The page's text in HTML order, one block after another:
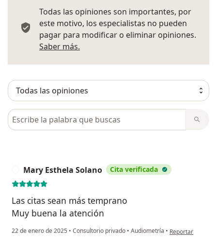
Todas las opiniones son importantes, por
este motivo, los especialistas no pueden
pagar para modificar o eliminar opiniones.
Saber más.
Busca en opiniones
Mary Esthela Solano Cita verificada
Las citas sean más temprano
Muy buena la atención
22 de enero de 2025 • Consultorio privado • Audiometría • en opinión del
Reportar